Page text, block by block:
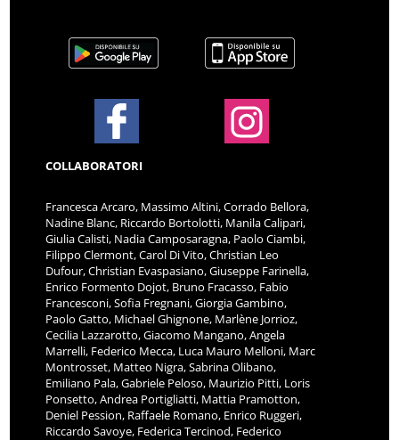
COLLABORATORI
Francesca Arcaro, Massimo Altini, Corrado Bellora,
Nadine Blanc, Riccardo Bortolotti, Manila Calipari,
Giulia Calisti, Nadia Camposaragna, Paolo Ciambi,
Filippo Clermont, Carol Di Vito, Christian Leo
Dufour, Christian Evaspasiano, Giuseppe Farinella,
Enrico Formento Dojot, Bruno Fracasso, Fabio
Francesconi, Sofia Fregnani, Giorgia Gambino,
Paolo Gatto, Michael Ghignone, Marlène Jorrioz,
Cecilia Lazzarotto, Giacomo Mangano, Angela
Marrelli, Federico Mecca, Luca Mauro Melloni, Marc
Montrosset, Matteo Nigra, Sabrina Olibano,
Emiliano Pala, Gabriele Peloso, Maurizio Pitti, Loris
Ponsetto, Andrea Portigliatti, Mattia Pramotton,
Deniel Pession, Raffaele Romano, Enrico Ruggeri,
Riccardo Savoye, Federica Tercinod, Federico